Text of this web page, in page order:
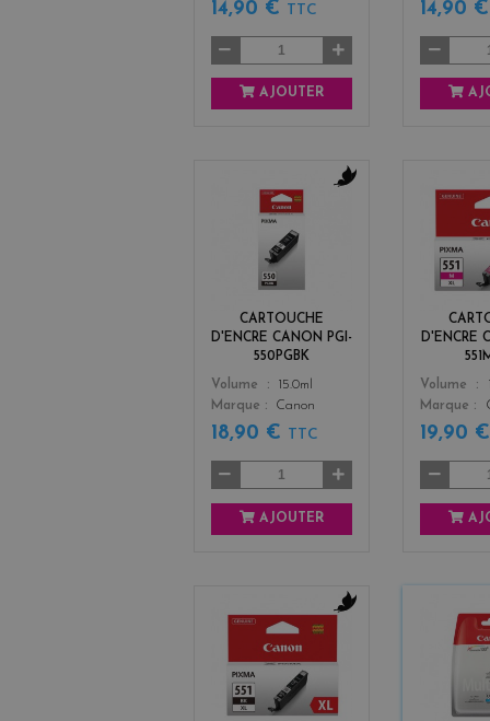
14,90 € TTC
AJOUTER
14,90 €
CARTOUCHE
D'ENCRE CANON PGI-
550PGBK
Color
Volume
15.0ml
Marque
Canon
18,90 € TTC
AJOUTER
D'ENCRE
Color
Volume
Marque
19,90 €
k